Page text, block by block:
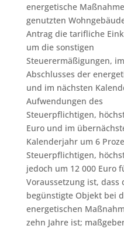
energetische
genutzten
Antrag die tarifliche
um die sonstigen
Steuerermäßigungen,
Abschlusses der
und im nächsten
Aufwendungen des
Steuerpflichtigen,
Euro und im
Kalenderjahr um 6
Steuerpflichtigen,
jedoch um 12 000 Euro
Voraussetzung ist, dass
begünstigte Objekt bei
energetischen
zehn Jahre ist;